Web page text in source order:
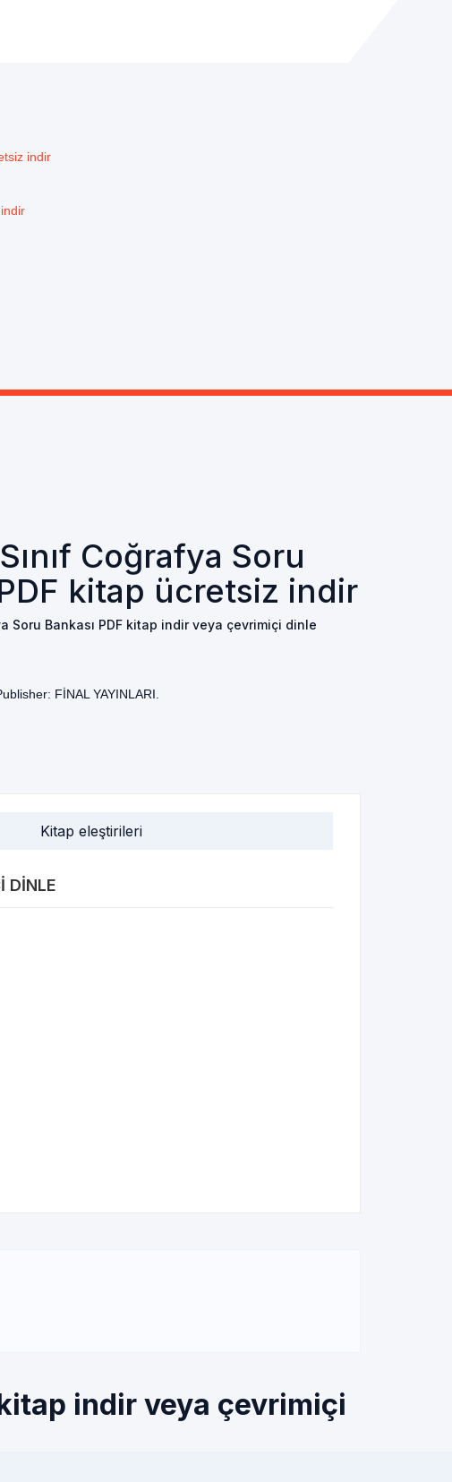
indir
Coğrafya Soru
kitap ücretsiz indir
Soru Bankası PDF kitap indir veya çevrimiçi dinle
FİNAL YAYINLARI.
Kitap eleştirileri
DINLE
kitap indir veya çevrimiçi